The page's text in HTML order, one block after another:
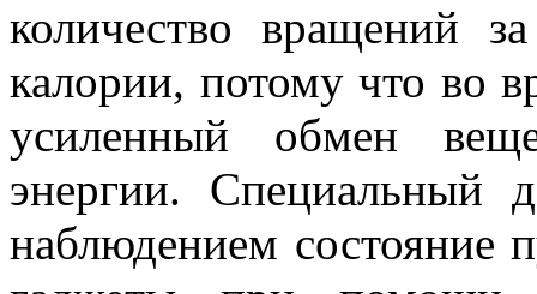
количество вращений
калории, потому что во
усиленный обмен
энергии. Специальный
наблюдением состояние